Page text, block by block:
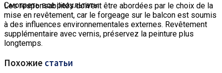
Смотреть все результаты
Les responsabilités doivent être abordées par le choix de la
mise en revêtement, car le forgeage sur le balcon est soumis
à des influences environnementales externes. Revêtement
supplémentaire avec vernis, préservez la peinture plus
longtemps.
Похожие статьи